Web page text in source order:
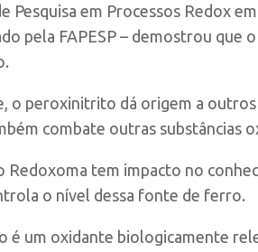
Pesquisa em Processos Redox
pela FAPESP – demostrou
o peroxinitrito dá origem a
combate outras substâncias
Redoxoma tem impacto no
o nível dessa fonte de ferro.
um oxidante biologicamente